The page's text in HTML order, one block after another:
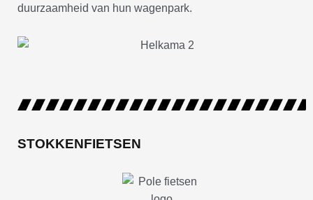
duurzaamheid van hun wagenpark.
STOKKENFIETSEN